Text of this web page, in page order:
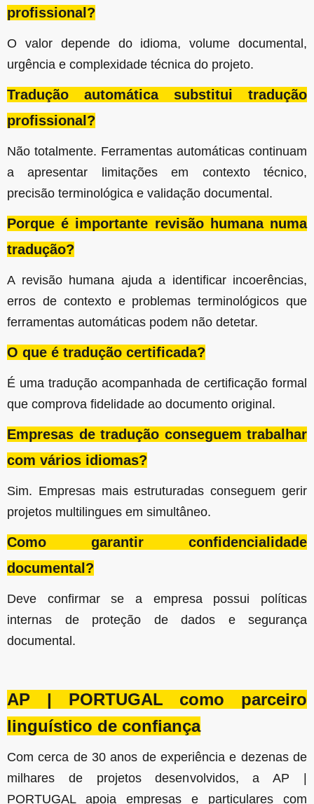
profissional?
O valor depende do idioma, volume documental,
urgência e complexidade técnica do projeto.
Tradução automática substitui tradução
profissional?
Não totalmente. Ferramentas automáticas continuam
a apresentar limitações em contexto técnico,
precisão terminológica e validação documental.
Porque é importante revisão humana numa
tradução?
A revisão humana ajuda a identificar incoerências,
erros de contexto e problemas terminológicos que
ferramentas automáticas podem não detetar.
O que é tradução certificada?
É uma tradução acompanhada de certificação formal
que comprova fidelidade ao documento original.
Empresas de tradução conseguem trabalhar
com vários idiomas?
Sim. Empresas mais estruturadas conseguem gerir
projetos multilingues em simultâneo.
Como garantir confidencialidade
documental?
Deve confirmar se a empresa possui políticas
internas de proteção de dados e segurança
documental.
AP | PORTUGAL como parceiro
linguístico de confiança
Com cerca de 30 anos de experiência e dezenas de
milhares de projetos desenvolvidos, a AP |
PORTUGAL apoia empresas e particulares com